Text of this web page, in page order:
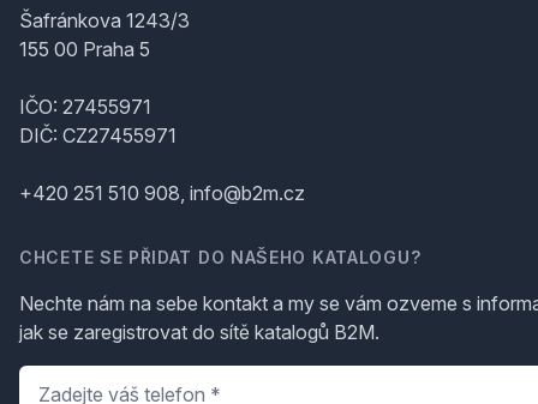
Šafránkova 1243/3
155 00 Praha 5
IČO: 27455971
DIČ: CZ27455971
+420 251 510 908, info@b2m.cz
CHCETE SE PŘIDAT DO NAŠEHO KATALOGU?
Nechte nám na sebe kontakt a my se vám ozveme s
jak se zaregistrovat do sítě katalogů B2M.
Telefon